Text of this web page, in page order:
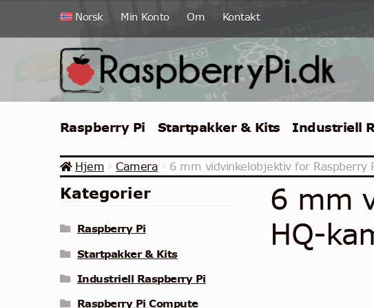
Hopp
navigasjon
Hopp
innhold
Norsk Min Konto Om Kontakt
Raspberry Pi Startpakker & Kits Industriell
Hjem Camera 6 mm vidvinkelobjektiv for Raspberry
6 mm
HQ-
Kategorier
Raspberry Pi
Startpakker & Kits
Industriell Raspberry Pi
Raspberry Pi Compute